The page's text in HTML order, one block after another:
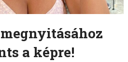
a képre!